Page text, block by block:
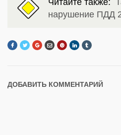
нарушение ПДД
ДОБАВИТЬ КОММЕНТАРИЙ